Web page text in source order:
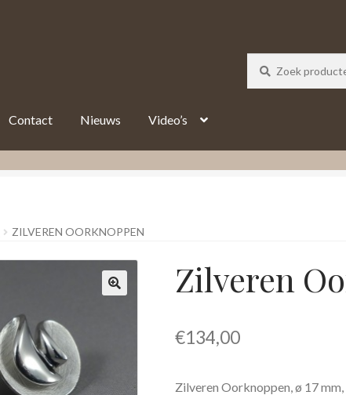
Contact Nieuws Video’s
ZILVEREN OORKNOPPEN
Zilveren
€134,00
Zilveren Oorknoppen, ø 17